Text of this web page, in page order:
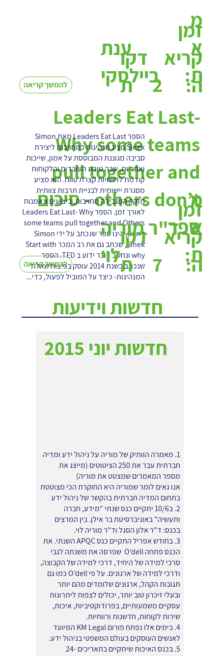
ענת
ביילסקי
מ
א
ת:
להמשך קריאה
דקו
ת
זמן
קריא
ה:
2
Leaders Eat Last-
Why some teams
pull together and
others don’t - סיכום
ספר
הספר Leaders Eat Last מאת Simon
Sinek מציג מנהיגות כמחויבות ליצירת
סביבה מגוננת המבוססת על אמון, שייכות
ואחריות, שבה טובת העובדים והלקוחות
קודמת לרווחיות קצרת טווח. הוא מציע
מסגרת יישומית לבניית תרבות צוותית
חזקה המגבירה מחויבות, ביצועים ונאמנות
לאורך זמן. הספר Leaders Eat Last- Why
some teams pull together and Others
don’t, הינו ספר שנכתב על ידי Simon
Sinek, שכתב גם את רב המכר Start with
why ונחשב דובר ידוע ב TED. הספר
שנכתב בשנת 2014 עוסק בפיצוח שאלת
המנהיגות- כיצד על המוביל לפעול, כדי...
ד"ר מוריה
לוי
מ
א
ת:
להמשך קריאה
דקו
ת
זמן
קריא
ה:
7
חדשות וידיעות
חדשות יוני 2015
1. מאמרה הוותיק של מוריה על ניהול ידע ומדיה
חברתית עבר את 250 הציטוטים (מייצג את
מספר המאמרים שמצטט את מוריה)
אנו גאים לומר שמוריה היא החוקרת הכי מצוטטת
בתחום המדיה חברתית בהקשר של ניהול ידע
2. ב10/6 יתקיים כנס שנתי "מידע, חברה
ותעשיה" באוניברסיטת בר אילן. בין המרצים
בכנס: ד"ר אלון הסגל וד"ר מוריה לוי.
3. בחודש אפריל התקיים כנס APQC השנתי. את
הכנס פתחה O’dell שפרסה את משנתה לגבי
סרכי למידה של היחיד, דרכי למידה של הקבוצה,
ודרכי למידה של ארגונים. על פי O’dell כמו גם
תגובות הקהל, ארגונים שלומדים מהם יותר
ובעלי זיכרון טוב יותר, יכולים לצפות ליתרונות
עסקיים משמעותיים, בפרודוקטיביות, איכות,
שירות לקוחות, חדשנות ורווחיות.
4. בימים אלו נפתח פורום KM Legal המיועד
לאנשים העוסקים בעולם המשפטי בניהול ידע.
5. בכנס האיכות שיתקיים בתאריכים 24-